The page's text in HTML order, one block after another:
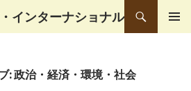
インターナショナル
: 政治・経済・環境・社会